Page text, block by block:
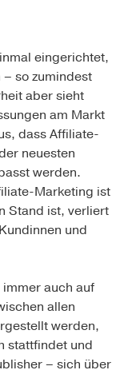
eingerichtet,
so zumindest
aber sieht
am Markt
dass Affiliate-
neuesten
werden.
Marketing ist
Stand ist, verliert
und
auch auf
allen
werden,
stattfindet und
– sich über